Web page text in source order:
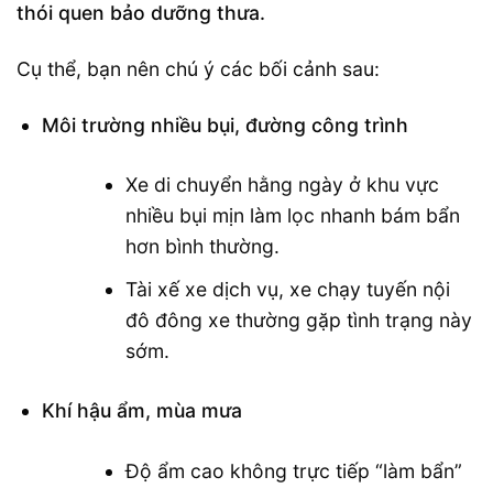
thói quen bảo dưỡng thưa.
Cụ thể, bạn nên chú ý các bối cảnh sau:
Môi trường nhiều bụi, đường công trình
Xe di chuyển hằng ngày ở khu vực
nhiều bụi mịn làm lọc nhanh bám bẩn
hơn bình thường.
Tài xế xe dịch vụ, xe chạy tuyến nội
đô đông xe thường gặp tình trạng này
sớm.
Khí hậu ẩm, mùa mưa
Độ ẩm cao không trực tiếp “làm bẩn”